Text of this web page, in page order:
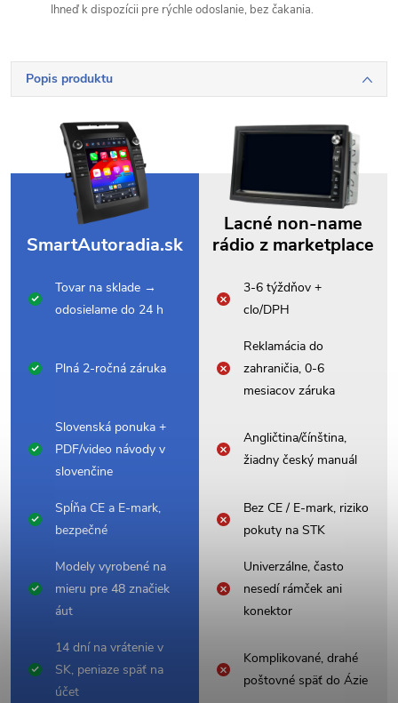
Ihneď k dispozícii pre rýchle odoslanie, bez čakania.
Popis produktu
SmartAutoradia.sk
Lacné non-name
rádio z marketplace
Tovar na sklade →
odosielame do 24 h
3-6 týždňov +
clo/DPH
Plná 2-ročná záruka
Reklamácia do
zahraničia, 0-6
mesiacov záruka
Slovenská ponuka +
PDF/video návody v
slovenčine
Angličtina/čínština,
žiadny český manuál
Spĺňa CE a E-mark,
bezpečné
Bez CE / E-mark, riziko
pokuty na STK
Modely vyrobené na
mieru pre 48 značiek
áut
Univerzálne, často
nesedí rámček ani
konektor
14 dní na vrátenie v
SK, peniaze späť na
účet
Komplikované, drahé
poštovné späť do Ázie